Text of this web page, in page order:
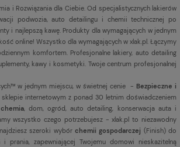
i Rozwiązania dla Ciebie. Od specjalistycznych lakierów
podwozia, auto detailingu i chemii technicznej po
i najlepszą kawę. Produkty dla wymagających w jednym
online! Wszystko dla wymagających w xlak.pl. Łączymy
komfortem. Profesjonalne lakiery, auto detailing
kawy i kosmetyki. Twoje centrum profesjonalnej
w jednym miejscu, w świetnej cenie - Bezpieczne i
sklepie internetowym z ponad 30 letnim doświadczeniem
, dom, ogród, auto detailing, konserwacja auta i
wszystko czego potrzebujesz - xlak.pl to niezawodny
szeroki wybórchemii gospodarczej (Finish) do
i prania, zapewniającej Twojemu domowi nieskazitelną